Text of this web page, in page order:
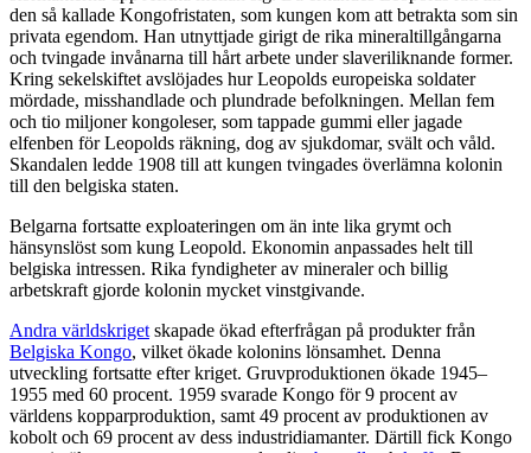
den så kallade Kongofristaten, som kungen kom att betrakta som sin
privata egendom. Han utnyttjade girigt de rika mineraltillgångarna
och tvingade invånarna till hårt arbete under slaveriliknande former.
Kring sekelskiftet avslöjades hur Leopolds europeiska soldater
mördade, misshandlade och plundrade befolkningen. Mellan fem
och tio miljoner kongoleser, som tappade gummi eller jagade
elfenben för Leopolds räkning, dog av sjukdomar, svält och våld.
Skandalen ledde 1908 till att kungen tvingades överlämna kolonin
till den belgiska staten.
Belgarna fortsatte exploateringen om än inte lika grymt och
hänsynslöst som kung Leopold. Ekonomin anpassades helt till
belgiska intressen. Rika fyndigheter av mineraler och billig
arbetskraft gjorde kolonin mycket vinstgivande.
Andra världskriget skapade ökad efterfrågan på produkter från
Belgiska Kongo, vilket ökade kolonins lönsamhet. Denna
utveckling fortsatte efter kriget. Gruvproduktionen ökade 1945–
1955 med 60 procent. 1959 svarade Kongo för 9 procent av
världens kopparproduktion, samt 49 procent av produktionen av
kobolt och 69 procent av dess industridiamanter. Därtill fick Kongo